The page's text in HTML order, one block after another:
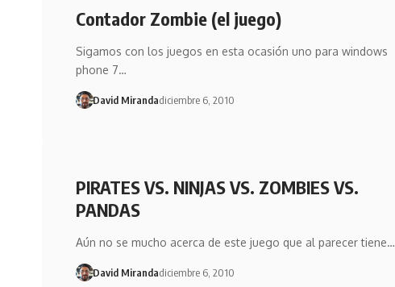
Contador Zombie (el juego)
Sigamos con los juegos en esta ocasión uno para windows
phone 7…
David Mirandadiciembre 6, 2010
PIRATES VS. NINJAS VS. ZOMBIES VS.
PANDAS
Aún no se mucho acerca de este juego que al parecer tiene…
David Mirandadiciembre 6, 2010